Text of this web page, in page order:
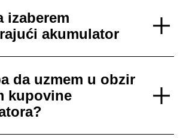
izaberem
akumulator
da uzmem u obzir
kupovine